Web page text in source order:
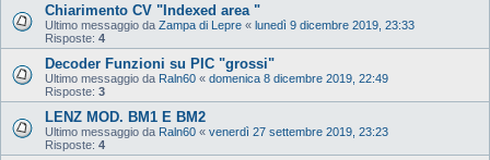
Chiarimento CV "Indexed area "
Ultimo messaggio da Zampa di Lepre « lunedì 9 dicembre 2019, 23:33
Risposte: 4
Decoder Funzioni su PIC "grossi"
Ultimo messaggio da Raln60 « domenica 8 dicembre 2019, 22:49
Risposte: 3
LENZ MOD. BM1 E BM2
Ultimo messaggio da Raln60 « venerdì 27 settembre 2019, 23:23
Risposte: 4